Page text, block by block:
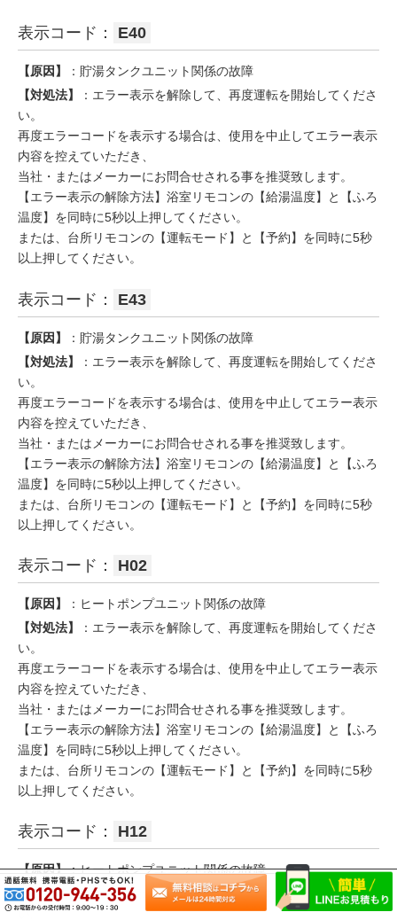
表示コード： E40
【原因】
：貯湯タンクユニット関係の故障
【対処法】
：エラー表示を解除して、再度運転を開始してくださ
い。
再度エラーコードを表示する場合は、使用を中止してエラー表示
内容を控えていただき、
当社・またはメーカーにお問合せされる事を推奨致します。
【エラー表示の解除方法】浴室リモコンの【給湯温度】と【ふろ
温度】を同時に5秒以上押してください。
または、台所リモコンの【運転モード】と【予約】を同時に5秒
以上押してください。
表示コード： E43
【原因】
：貯湯タンクユニット関係の故障
【対処法】
：エラー表示を解除して、再度運転を開始してくださ
い。
再度エラーコードを表示する場合は、使用を中止してエラー表示
内容を控えていただき、
当社・またはメーカーにお問合せされる事を推奨致します。
【エラー表示の解除方法】浴室リモコンの【給湯温度】と【ふろ
温度】を同時に5秒以上押してください。
または、台所リモコンの【運転モード】と【予約】を同時に5秒
以上押してください。
表示コード： H02
【原因】
：ヒートポンプユニット関係の故障
【対処法】
：エラー表示を解除して、再度運転を開始してくださ
い。
再度エラーコードを表示する場合は、使用を中止してエラー表示
内容を控えていただき、
当社・またはメーカーにお問合せされる事を推奨致します。
【エラー表示の解除方法】浴室リモコンの【給湯温度】と【ふろ
温度】を同時に5秒以上押してください。
または、台所リモコンの【運転モード】と【予約】を同時に5秒
以上押してください。
表示コード： H12
【原因】：ヒートポンプユニット関係の故障
【対処法】：エラー表示を解除して、再度運転を開始してくださ
い。